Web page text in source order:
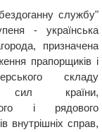
службу"
- українська
призначена
прапорщиків і
складу
сил країни,
і рядового
внутрішніх справ,